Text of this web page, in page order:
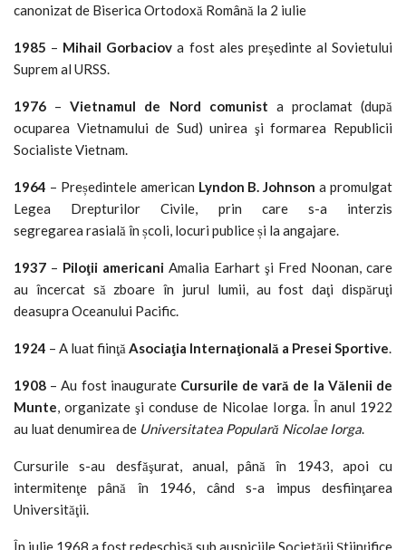
canonizat de Biserica Ortodoxă Română la 2 iulie
1985 – Mihail Gorbaciov a fost ales preşedinte al Sovietului
Suprem al URSS.
1976 –Vietnamul de Nord comunist a proclamat (după
ocuparea Vietnamului de Sud) unirea şi formarea Republicii
Socialiste Vietnam.
1964 – Președintele american Lyndon B. Johnson a promulgat
Legea Drepturilor Civile, prin care s-a interzis
segregarea rasială în școli, locuri publice și la angajare.
1937 – Piloţii americani Amalia Earhart şi Fred Noonan, care
au încercat să zboare în jurul lumii, au fost daţi dispăruţi
deasupra Oceanului Pacific.
1924 – A luat fiinţă Asociaţia Internaţională a Presei Sportive.
1908 – Au fost inaugurate Cursurile de vară de la Vălenii de
Munte, organizate şi conduse de Nicolae Iorga. În anul 1922
au luat denumirea de Universitatea Populară Nicolae Iorga.
Cursurile s-au desfăşurat, anual, până în 1943, apoi cu
intermitenţe până în 1946, când s-a impus desfiinţarea
Universităţii.
În iulie 1968 a fost redeschisă sub auspiciile Societăţii Ştiinţifice